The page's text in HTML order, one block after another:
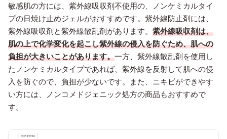
敏感肌の方には、紫外線吸収剤不使用の、ノンケミカルタイ
プの日焼け止めジェルがおすすめです。紫外線防止剤には、
紫外線吸収剤と紫外線散乱剤があります。 紫外線吸収剤は、
肌の上で化学変化を起こし紫外線の侵入を防ぐため、肌への
負担が大きいことがあります。一方、紫外線散乱剤を使用し
たノンケミカルタイプであれば、紫外線を反射して肌への侵
入を防ぐので、負担が少ないです。また、ニキビができやす
い方には、ノンコメドジェニック処方の商品もおすすめで
す。